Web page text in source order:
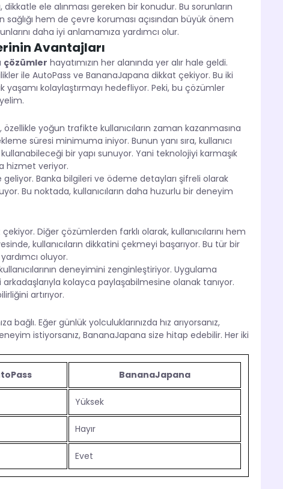
ele alınması gereken bir konudur. Bu sorunların
hem de çevre koruması açısından büyük önem
daha iyi anlamamıza yardımcı olur.
Avantajları
çözümler hayatımızın her alanında yer alır hale geldi.
ile AutoPass ve BananaJapana dikkat çekiyor. Bu iki
kolaylaştırmayı hedefliyor. Peki, bu çözümler
özellikle yoğun trafikte kullanıcıların zaman kazanmasına
süresi minimuma iniyor. Bunun yanı sıra, kullanıcı
bir yapı sunuyor. Yani teknolojiyi karmaşık
hizmet veriyor.
Banka bilgileri ve ödeme detayları şifreli olarak
Bu noktada, kullanıcıların daha huzurlu bir deneyim
Diğer çözümlerden farklı olarak, kullanıcılarını hem
kullanıcıların dikkatini çekmeyi başarıyor. Bu tür bir
oluyor.
deneyimini zenginleştiriyor. Uygulama
kolayca paylaşabilmesine olanak tanıyor.
artırıyor.
Eğer günlük yolculuklarınızda hız arıyorsanız,
istiyorsanız, BananaJapana size hitap edebilir. Her iki
BananaJapana
Yüksek
Hayır
Evet